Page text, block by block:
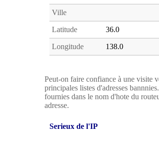
Ville
Latitude 36.0
Longitude 138.0
Peut-on faire confiance à une visite
principales listes d'adresses
fournies dans le nom d'hote du
adresse.
Serieux de l'IP